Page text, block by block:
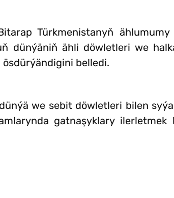
Türkmenistanyň ählumumy
dünýäniň ähli döwletleri we
belledi.
we sebit döwletleri bilen
gatnaşyklary ilerletmek